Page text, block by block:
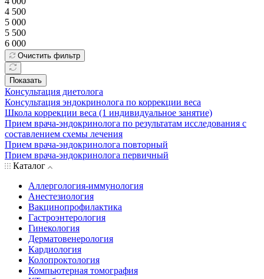
4 500
5 000
5 500
6 000
Очистить фильтр
Показать
Консультация диетолога
Консультация эндокринолога по коррекции веса
Школа коррекции веса (1 индивидуальное занятие)
Прием врача-эндокринолога по результатам исследования с
составлением схемы лечения
Прием врача-эндокринолога повторный
Прием врача-эндокринолога первичный
Каталог
Аллергология-иммунология
Анестезиология
Вакцинопрофилактика
Гастроэнтерология
Гинекология
Дерматовенерология
Кардиология
Колопроктология
Компьютерная томография